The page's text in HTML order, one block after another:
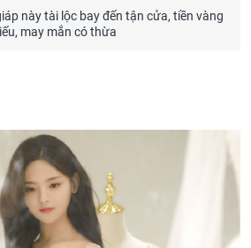
này tài lộc bay đến tận cửa, tiền vàng
may mắn có thừa